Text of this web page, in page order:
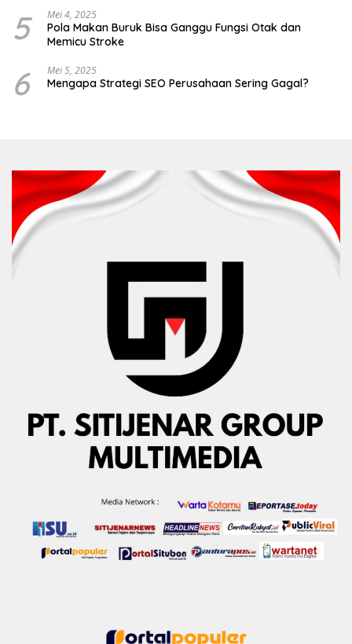
5 Mei 4, 2025
Pola Makan Buruk Bisa Ganggu Fungsi Otak dan
Memicu Stroke
6 Mei 5, 2025
Mengapa Strategi SEO Perusahaan Sering Gagal?